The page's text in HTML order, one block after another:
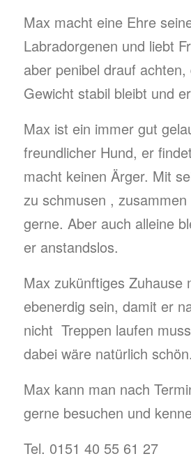
Max macht eine Ehre
Labradorgenen und liebt
aber penibel drauf
Gewicht stabil bleibt und
Max ist ein immer gut
freundlicher Hund, er
macht keinen Ärger. Mit
zu schmusen ,
gerne. Aber auch alleine
er anstandslos.
Max zukünftiges Zuhause
ebenerdig sein, damit er
nicht Treppen laufen
dabei wäre natürlich schön.
Max kann man nach
gerne besuchen und
Tel. 0151 40 55 61 27